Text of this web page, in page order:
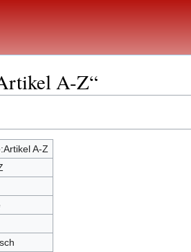
A-Z“
A-Z